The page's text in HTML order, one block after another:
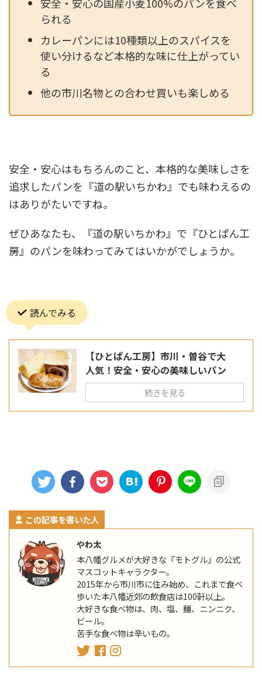
られる
カレーパンには10種類以上のスパイスを
使い分けるなど本格的な味に仕上がってい
る
他の市川名物との合わせ買いも楽しめる
安全・安心はもちろんのこと、本格的な美味しさを
追求したパンを『道の駅いちかわ』でも味わえるの
はありがたいですね。
ぜひあなたも、『道の駅いちかわ』で『ひとぱん工
房』のパンを味わってみてはいかがでしょうか。
読んでみる
【ひとぱん工房】市川・曽谷で大
人気！安全・安心の美味しいパン
続きを見る
この記事を書いた人
やわ太
本八幡グルメが大好きな『モトグル』の公式
マスコットキャラクター。
2015年から市川市に住み始め、これまで食べ
歩いた本八幡近郊の飲食店は100軒以上。
大好きな食べ物は、肉、塩、麺、ニンニク、
ビール。
苦手な食べ物は辛いもの。